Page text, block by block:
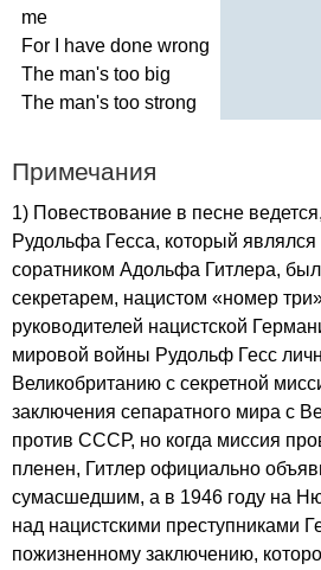
me
For
have done wrong
The man's too big
The man's too strong
Примечания
1) Повествование в песне
Рудольфа Гесса, который
соратником Адольфа Гитлера,
секретарем, нацистом «номер
руководителей нацистской
мировой войны Рудольф Гесс
Великобританию с секретной
заключения сепаратного мира с
против СССР, но когда миссия
пленен, Гитлер официально
сумасшедшим, а в 1946 году на
над нацистскими преступниками
пожизненному заключению,